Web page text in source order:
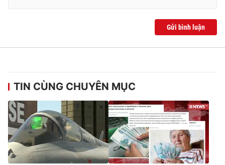
Gửi bình luận
TIN CÙNG CHUYÊN MỤC